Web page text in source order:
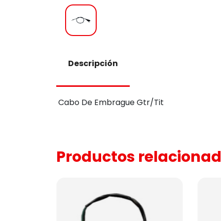
Descripción
Cabo De Embrague Gtr/Tit
Productos